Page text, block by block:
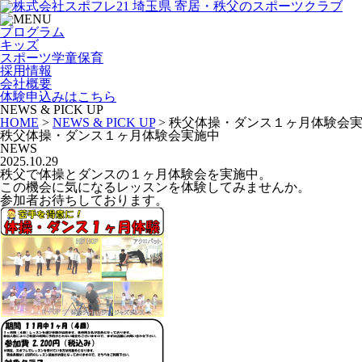
プログラム
キッズ
スポーツ学童保育
採用情報
会社概要
体験申込みはこちら
NEWS & PICK UP
HOME > NEWS & PICK UP> 秩父体操・ダンス１ヶ月体験会
秩父体操・ダンス１ヶ月体験会実施中
NEWS
2025.10.29
秩父で体操とダンスの１ヶ月体験会を実施中。
この機会に気になるレッスンを体験してみませんか。
参加者お待ちしております。